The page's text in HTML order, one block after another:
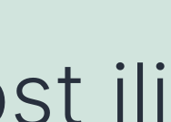
ili